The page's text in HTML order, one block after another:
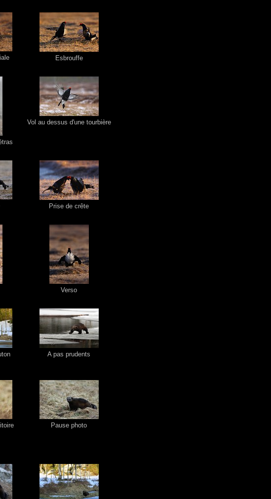
Esbrouffe
Vol au dessus d'une tourbière
Prise de crête
Verso
A pas prudents
Pause photo